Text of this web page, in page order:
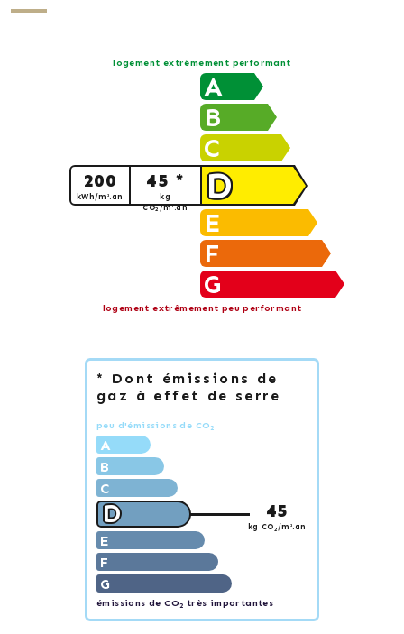
logement extrêmement performant
A
B
C
D
200
kWh/m².an
45 *
kg
CO2/m².an
E
F
G
logement extrêmement peu performant
* Dont émissions de
gaz à effet de serre
peu d'émissions de CO 2
A
B
C
D 45
kg CO2/m².an
E
F
G
émissions de CO2 très importantes